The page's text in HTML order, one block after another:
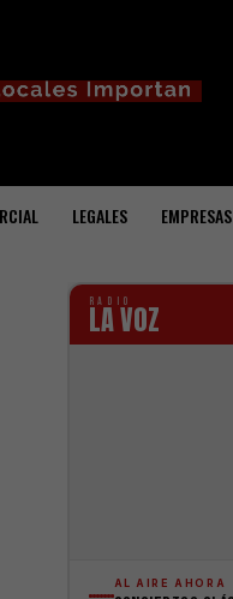
LEGALES EMPRESAS